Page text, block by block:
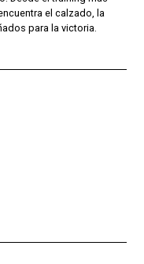
el calzado, la
para la victoria.